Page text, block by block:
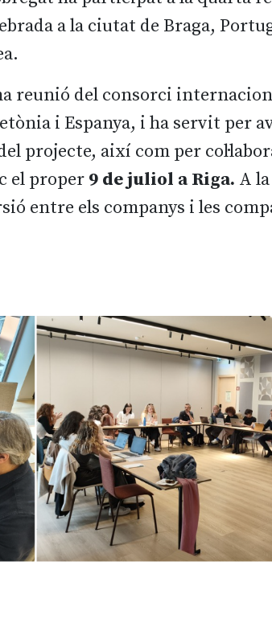
a la ciutat de Braga,
reunió del consorci
i Espanya, i ha servit per
projecte, així com per
el proper 9 de juliol a Riga. A
entre els companys i les